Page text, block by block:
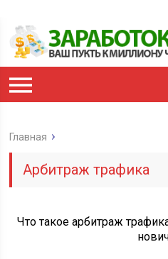
Главная
Арбитраж трафика
Что такое арбитраж